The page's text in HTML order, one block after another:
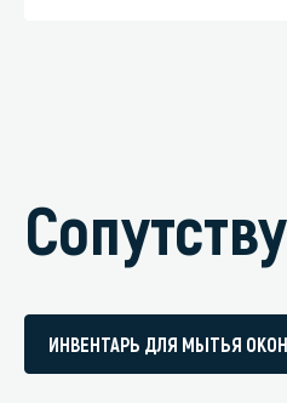
ИНВЕНТАРЬ ДЛЯ МЫТЬЯ ОКОН